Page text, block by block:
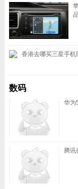
香港去哪买三星手
数码
华为
腾讯